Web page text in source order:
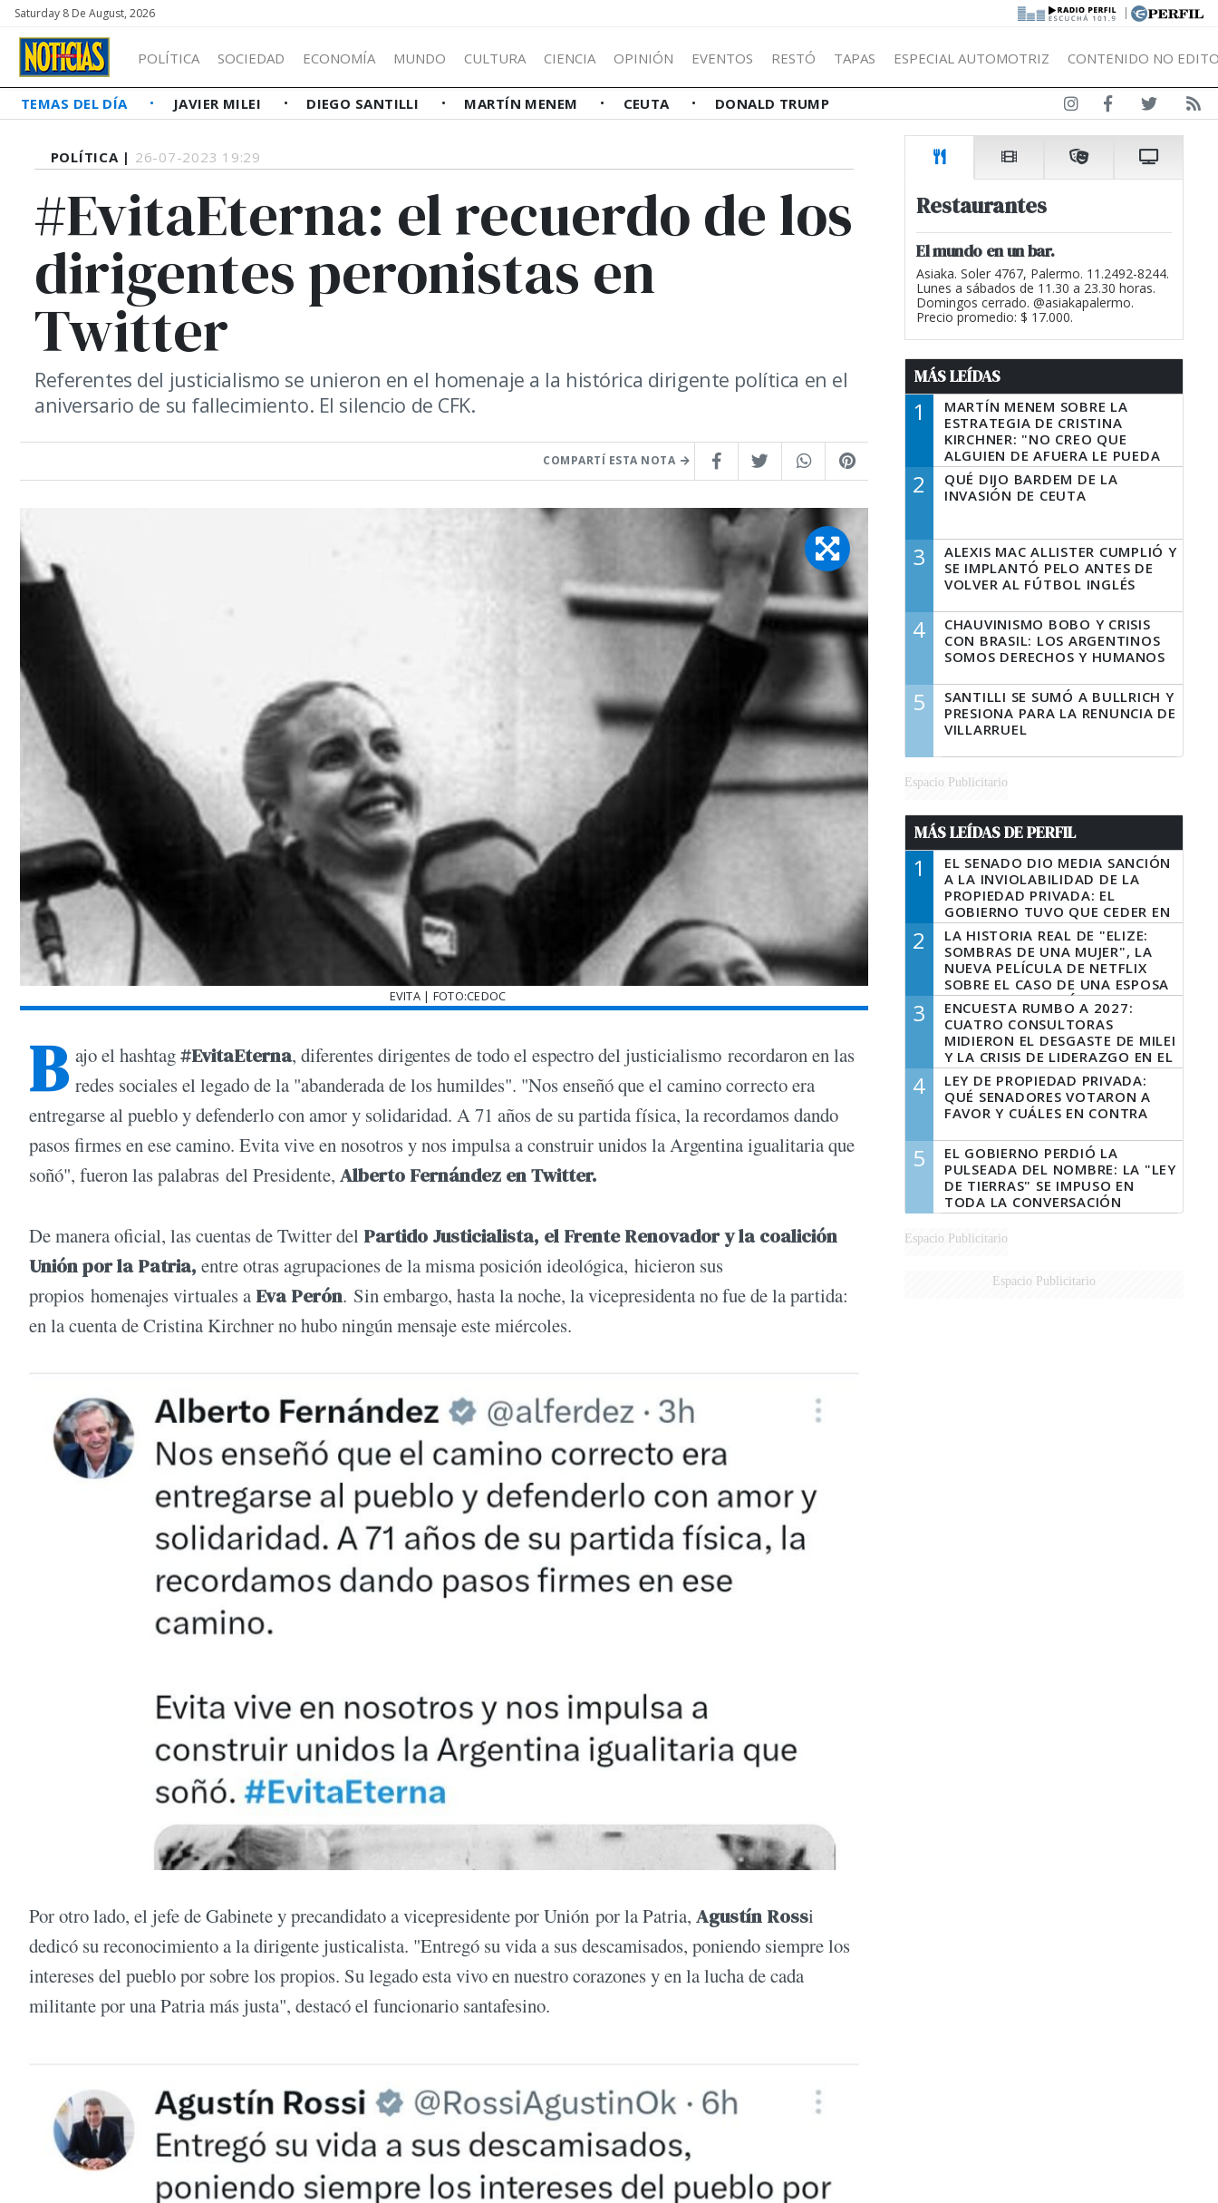
Saturday 8 De August, 2026 |
POLÍTICA SOCIEDAD ECONOMÍA MUNDO CULTURA CIENCIA OPINIÓN EVENTOS RESTÓ TAPAS ESPECIAL AUTOMOTRIZ CONTENIDO NO
TEMAS DEL DÍA JAVIER MILEI DIEGO SANTILLI MARTÍN MENEM CEUTA DONALD TRUMP
POLÍTICA | 26-07-2023 19:29
#EvitaEterna: el recuerdo de los
dirigentes peronistas en
Twitter
Referentes del justicialismo se unieron en el homenaje a la histórica dirigente política en el
aniversario de su fallecimiento. El silencio de CFK.
COMPARTÍ ESTA NOTA
EVITA | FOTO:CEDOC
B ajo el hashtag#EvitaEterna, diferentes dirigentes de todo el espectro del justicialismo recordaron en las
redes sociales el legado de la "abanderada de los humildes". "Nos enseñó que el camino correcto era
entregarse al pueblo y defenderlo con amor y solidaridad. A 71 años de su partida física, la recordamos dando
pasos firmes en ese camino. Evita vive en nosotros y nos impulsa a construir unidos la Argentina igualitaria que
soñó", fueron las palabras del Presidente, Alberto Fernández en Twitter.
De manera oficial, las cuentas de Twitter del Partido Justicialista, el Frente Renovador y la coalición
Unión por la Patria, entre otras agrupaciones de la misma posición ideológica, hicieron sus
propios homenajes virtuales a Eva Perón. Sin embargo, hasta la noche, la vicepresidenta no fue de la partida:
en la cuenta de Cristina Kirchner no hubo ningún mensaje este miércoles.
Por otro lado, el jefe de Gabinete y precandidato a vicepresidente por Unión por la Patria, Agustín Rossi
dedicó su reconocimiento a la dirigente justicalista. "Entregó su vida a sus descamisados, poniendo siempre los
intereses del pueblo por sobre los propios. Su legado esta vivo en nuestro corazones y en la lucha de cada
militante por una Patria más justa", destacó el funcionario santafesino.
Restaurantes
El mundo en un bar.
Asiaka. Soler 4767, Palermo. 11.2492-8244.
Lunes a sábados de 11.30 a 23.30 horas.
Domingos cerrado. @asiakapalermo.
Precio promedio: $ 17.000.
MÁS LEÍDAS
1
MARTÍN MENEM SOBRE LA
ESTRATEGIA DE CRISTINA
KIRCHNER: "NO CREO QUE
ALGUIEN DE AFUERA LE PUEDA
DECIR A LA JUSTICIA LO QUE
TIENE QUE HACER"
2
QUÉ DIJO BARDEM DE LA
INVASIÓN DE CEUTA
3
ALEXIS MAC ALLISTER CUMPLIÓ Y
SE IMPLANTÓ PELO ANTES DE
VOLVER AL FÚTBOL INGLÉS
4
CHAUVINISMO BOBO Y CRISIS
CON BRASIL: LOS ARGENTINOS
SOMOS DERECHOS Y HUMANOS
5
SANTILLI SE SUMÓ A BULLRICH Y
PRESIONA PARA LA RENUNCIA DE
VILLARRUEL
Espacio Publicitario
MÁS LEÍDAS DE PERFIL
1
EL SENADO DIO MEDIA SANCIÓN
A LA INVIOLABILIDAD DE LA
PROPIEDAD PRIVADA: EL
GOBIERNO TUVO QUE CEDER EN
LA LEY DEL MANEJO DEL FUEGO
2
LA HISTORIA REAL DE "ELIZE:
SOMBRAS DE UNA MUJER", LA
NUEVA PELÍCULA DE NETFLIX
SOBRE EL CASO DE UNA ESPOSA
QUE DESCUARTIZÓ A SU
MARIDO
3
ENCUESTA RUMBO A 2027:
CUATRO CONSULTORAS
MIDIERON EL DESGASTE DE MILEI
Y LA CRISIS DE LIDERAZGO EN EL
PERONISMO
4
LEY DE PROPIEDAD PRIVADA:
QUÉ SENADORES VOTARON A
FAVOR Y CUÁLES EN CONTRA
5
EL GOBIERNO PERDIÓ LA
PULSEADA DEL NOMBRE: LA "LEY
DE TIERRAS" SE IMPUSO EN
TODA LA CONVERSACIÓN
DIGITAL
Espacio Publicitario
Espacio Publicitario